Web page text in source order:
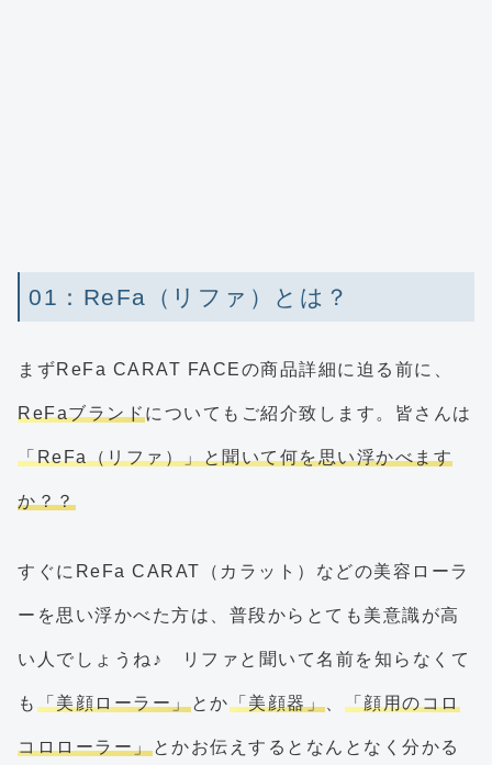
01：ReFa（リファ）とは？
まずReFa CARAT FACEの商品詳細に迫る前に、
ReFaブランドについてもご紹介致します。皆さんは
「ReFa（リファ）」と聞いて何を思い浮かべます
か？？
すぐにReFa CARAT（カラット）などの美容ローラ
ーを思い浮かべた方は、普段からとても美意識が高
い人でしょうね♪ リファと聞いて名前を知らなくて
も 「美顔ローラー」とか「美顔器」、 「顔用のコロ
コロローラー」とかお伝えするとなんとなく分かる